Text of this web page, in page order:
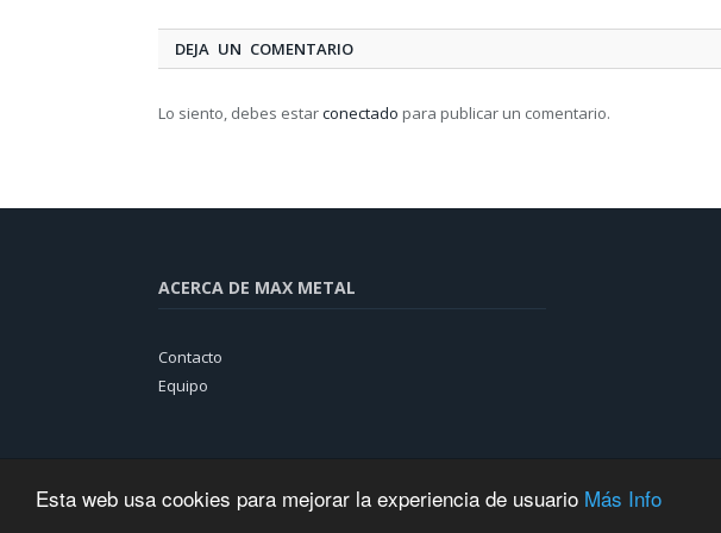
Esta web usa cookies para mejorar la experiencia de usuario Más Info
DEJA UN COMENTARIO
Lo siento, debes estarconectado para publicar un comentario.
ACERCA DE MAX METAL
Contacto
Equipo